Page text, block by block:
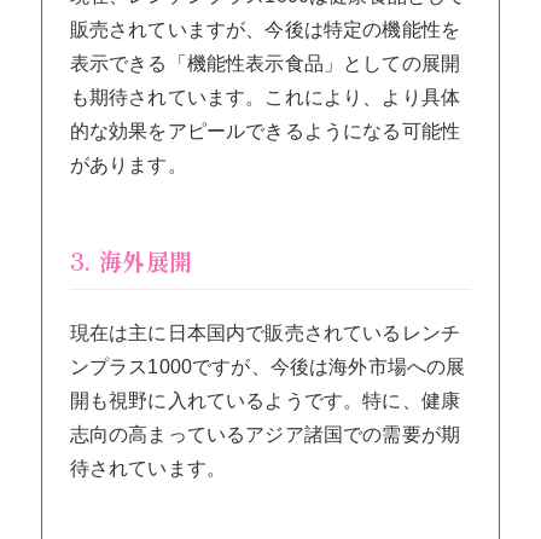
販売されていますが、今後は特定の機能性を
表示できる「機能性表示食品」としての展開
も期待されています。これにより、より具体
的な効果をアピールできるようになる可能性
があります。
3. 海外展開
現在は主に日本国内で販売されているレンチ
ンプラス1000ですが、今後は海外市場への展
開も視野に入れているようです。特に、健康
志向の高まっているアジア諸国での需要が期
待されています。